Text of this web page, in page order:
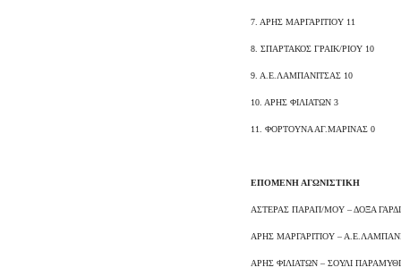
7. ΑΡΗΣ ΜΑΡΓΑΡΙΤΙΟΥ 11
8. ΣΠΑΡΤΑΚΟΣ ΓΡΑΙΚ/ΡΙΟΥ 10
9. Α.Ε.ΛΑΜΠΑΝΙΤΣΑΣ 10
10. ΑΡΗΣ ΦΙΛΙΑΤΩΝ 3
11. ΦΟΡΤΟΥΝΑ ΑΓ.ΜΑΡΙΝΑΣ 0
ΕΠΟΜΕΝΗ ΑΓΩΝΙΣΤΙΚΗ
ΑΣΤΕΡΑΣ ΠΑΡΑΠ/ΜΟΥ – ΔΟΞΑ
ΑΡΗΣ ΜΑΡΓΑΡΙΤΙΟΥ –
ΑΡΗΣ ΦΙΛΙΑΤΩΝ – ΣΟΥΛΙ